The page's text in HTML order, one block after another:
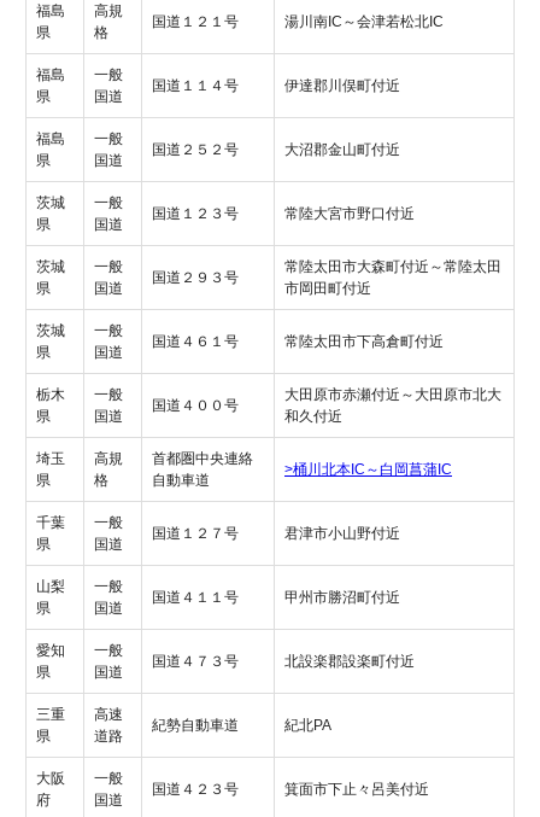
福島
県
高規
格
国道１２１号 湯川南IC～会津若松北IC
福島
県
一般
国道
国道１１４号 伊達郡川俣町付近
福島
県
一般
国道
国道２５２号 大沼郡金山町付近
茨城
県
一般
国道
国道１２３号 常陸大宮市野口付近
茨城
県
一般
国道
国道２９３号
常陸太田市大森町付近～常陸太田
市岡田町付近
茨城
県
一般
国道
国道４６１号 常陸太田市下高倉町付近
栃木
県
一般
国道
国道４００号
大田原市赤瀬付近～大田原市北大
和久付近
埼玉
県
高規
格
首都圏中央連絡
自動車道
>桶川北本IC～白岡菖蒲IC
千葉
県
一般
国道
国道１２７号 君津市小山野付近
山梨
県
一般
国道
国道４１１号 甲州市勝沼町付近
愛知
県
一般
国道
国道４７３号 北設楽郡設楽町付近
三重
県
高速
道路
紀勢自動車道 紀北PA
大阪
府
一般
国道
国道４２３号 箕面市下止々呂美付近